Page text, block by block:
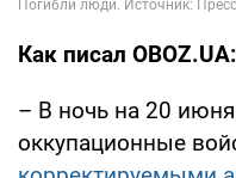
Как писал OBOZ.UA:
– В ночь на 20
оккупационные